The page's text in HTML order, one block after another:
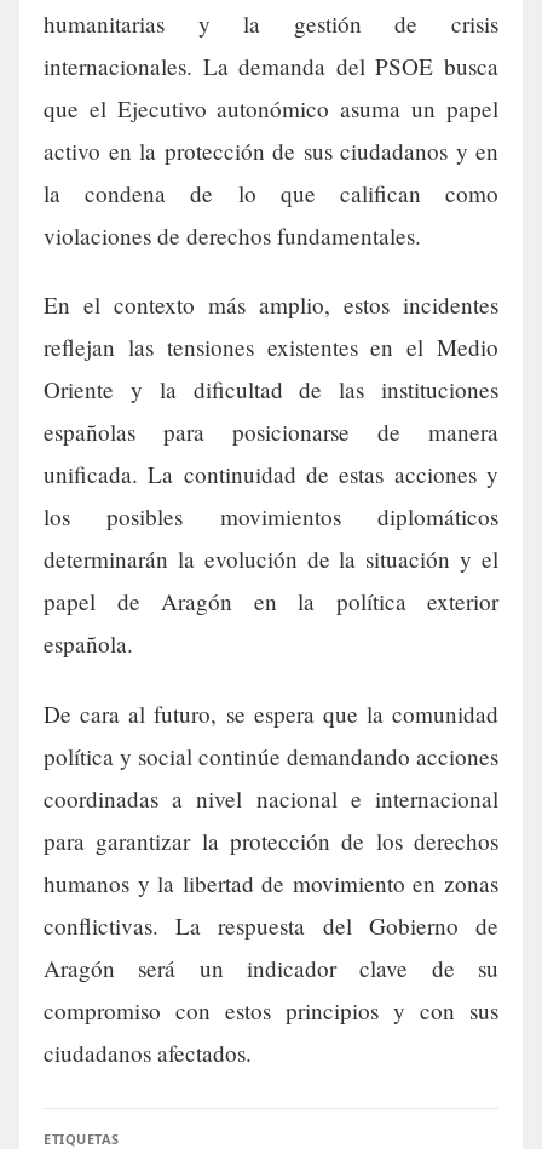
humanitarias y la gestión de crisis
internacionales. La demanda del PSOE busca
que el Ejecutivo autonómico asuma un papel
activo en la protección de sus ciudadanos y en
la condena de lo que califican como
violaciones de derechos fundamentales.
En el contexto más amplio, estos incidentes
reflejan las tensiones existentes en el Medio
Oriente y la dificultad de las instituciones
españolas para posicionarse de manera
unificada. La continuidad de estas acciones y
los posibles movimientos diplomáticos
determinarán la evolución de la situación y el
papel de Aragón en la política exterior
española.
De cara al futuro, se espera que la comunidad
política y social continúe demandando acciones
coordinadas a nivel nacional e internacional
para garantizar la protección de los derechos
humanos y la libertad de movimiento en zonas
conflictivas. La respuesta del Gobierno de
Aragón será un indicador clave de su
compromiso con estos principios y con sus
ciudadanos afectados.
ETIQUETAS